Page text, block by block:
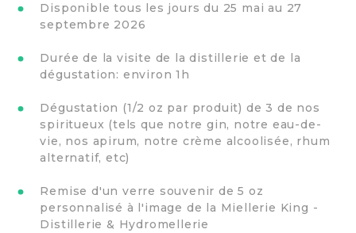
Disponible tous les jours du 25 mai au 27
septembre 2026
Durée de la visite de la distillerie et de la
dégustation: environ 1h
Dégustation (1/2 oz par produit) de 3 de nos
spiritueux (tels que notre gin, notre eau-de-
vie, nos apirum, notre crème alcoolisée, rhum
alternatif, etc)
Remise d'un verre souvenir de 5 oz
personnalisé à l'image de la Miellerie King -
Distillerie & Hydromellerie